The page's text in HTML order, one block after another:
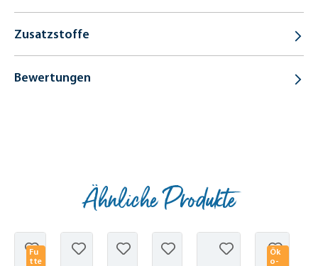
Zusatzstoffe
Bewertungen
Ähnliche Produkte
Fu
tte
Ök
o-